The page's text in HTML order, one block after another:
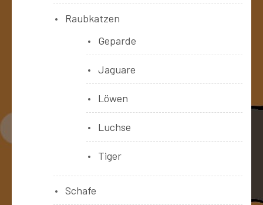
Raubkatzen
Geparde
Jaguare
Löwen
Luchse
Tiger
Schafe